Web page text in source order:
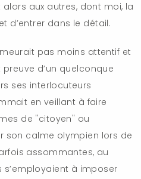
alors aux autres, dont moi, la
d’entrer dans le détail.
pas moins attentif et
d’un quelconque
ses interlocuteurs
en veillant à faire
de "citoyen" ou
son calme olympien lors de
assommantes, au
s’employaient à imposer